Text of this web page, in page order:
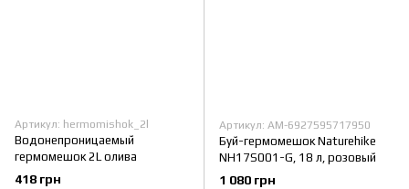
Артикул: hermomishok_2l
Водонепроницаемый
гермомешок 2L олива
418 грн
Артикул: AM-6927595717950
Буй-гермомешок Naturehike
NH17S001-G, 18 л, розовый
1 080 грн